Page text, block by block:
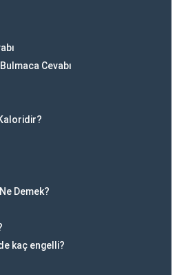
Cevabı
Demek?
kaç engelli?